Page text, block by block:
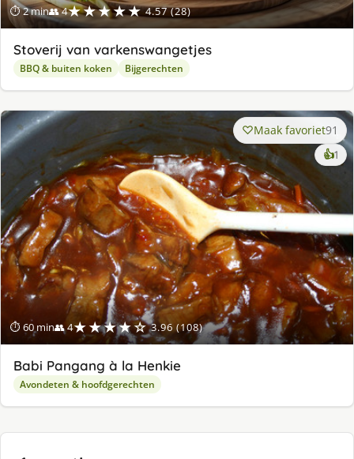
⏱ 2 min👥 4★★★★★ 4.57 (28)
Stoverij van varkenswangetjes
BBQ & buiten koken Bijgerechten
⏱ 60 min👥 4★★★★☆ 3.96 (108)
Maak favoriet91
👍1
Babi Pangang à la Henkie
Avondeten & hoofdgerechten